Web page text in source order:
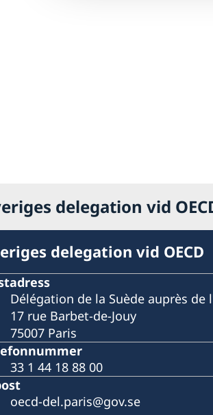
delegation vid
delegation vid OECD
Délégation de la Suède auprès de
17 rue Barbet-de-Jouy
75007 Paris
33 1 44 18 88 00
oecd-del.paris@gov.se